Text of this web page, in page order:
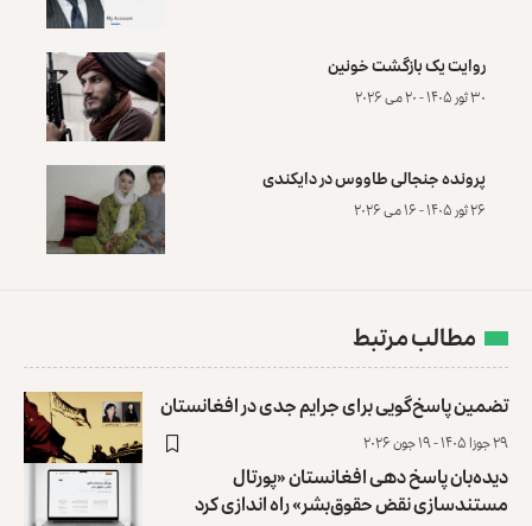
روایت یک بازگشت خونین
۳۰ ثور ۱۴۰۵ - ۲۰ می ۲۰۲۶
پرونده‌ جنجالی طاووس در دایکندی
۲۶ ثور ۱۴۰۵ - ۱۶ می ۲۰۲۶
مطالب مرتبط
تضمین پاسخ‌گویی برای جرایم جدی در افغانستان
۲۹ جوزا ۱۴۰۵ - ۱۹ جون ۲۰۲۶
دیده‌بان پاسخ دهی افغانستان «پورتال
مستندسازی نقض حقوق‌بشر» راه اندازی کرد